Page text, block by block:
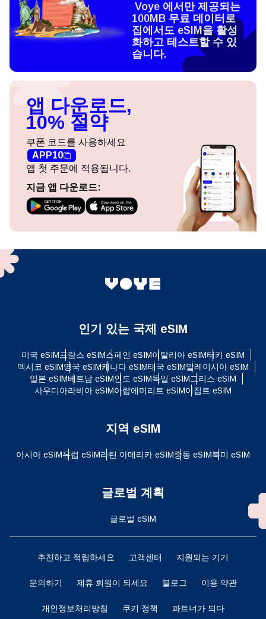
Voye 에서만 제공되는
100MB 무료 데이터로
집에서도 eSIM을 활성
화하고 테스트할 수 있
습니다.
앱 다운로드,
10% 절약
쿠폰 코드를 사용하세요
APP10
앱 첫 주문에 적용됩니다.
지금 앱 다운로드:
인기 있는 국제 eSIM
미국 eSIM프랑스 eSIM스페인 eSIM이탈리아 eSIM터키 eSIM
멕시코 eSIM영국 eSIM캐나다 eSIM태국 eSIM말레이시아 eSIM
일본 eSIM베트남 eSIM인도 eSIM독일 eSIM그리스 eSIM
사우디아라비아 eSIM아랍에미리트 eSIM이집트 eSIM
지역 eSIM
아시아 eSIM유럽 ​​eSIM라틴 아메리카 eSIM중동 eSIM북미 eSIM
글로벌 계획
글로벌 eSIM
추천하고 적립하세요 고객센터 지원되는 기기
문의하기 제휴 회원이 되세요 블로그 이용 약관
개인정보처리방침 쿠키 정책 파트너가 되다